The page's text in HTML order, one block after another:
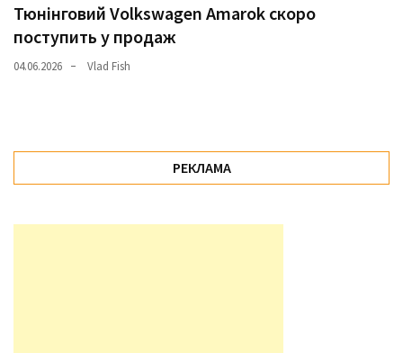
Тюнінговий Volkswagen Amarok скоро
поступить у продаж
04.06.2026 Vlad Fish
РЕКЛАМА